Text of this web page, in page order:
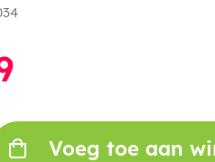
Voeg toe aan